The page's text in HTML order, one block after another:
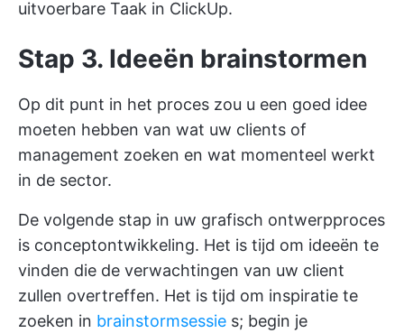
uitvoerbare Taak in ClickUp.
Stap 3. Ideeën brainstormen
Op dit punt in het proces zou u een goed idee
moeten hebben van wat uw clients of
management zoeken en wat momenteel werkt
in de sector.
De volgende stap in uw grafisch ontwerpproces
is conceptontwikkeling. Het is tijd om ideeën te
vinden die de verwachtingen van uw client
zullen overtreffen. Het is tijd om inspiratie te
zoeken in brainstormsessie s; begin je